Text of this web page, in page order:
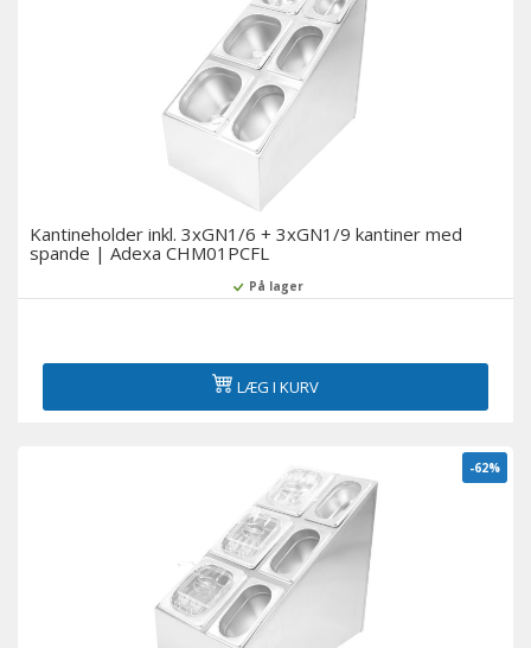
Kantineholder inkl. 3xGN1/6 + 3xGN1/9 kantiner med
spande | Adexa CHM01PCFL
På lager
LÆG I KURV
-62%